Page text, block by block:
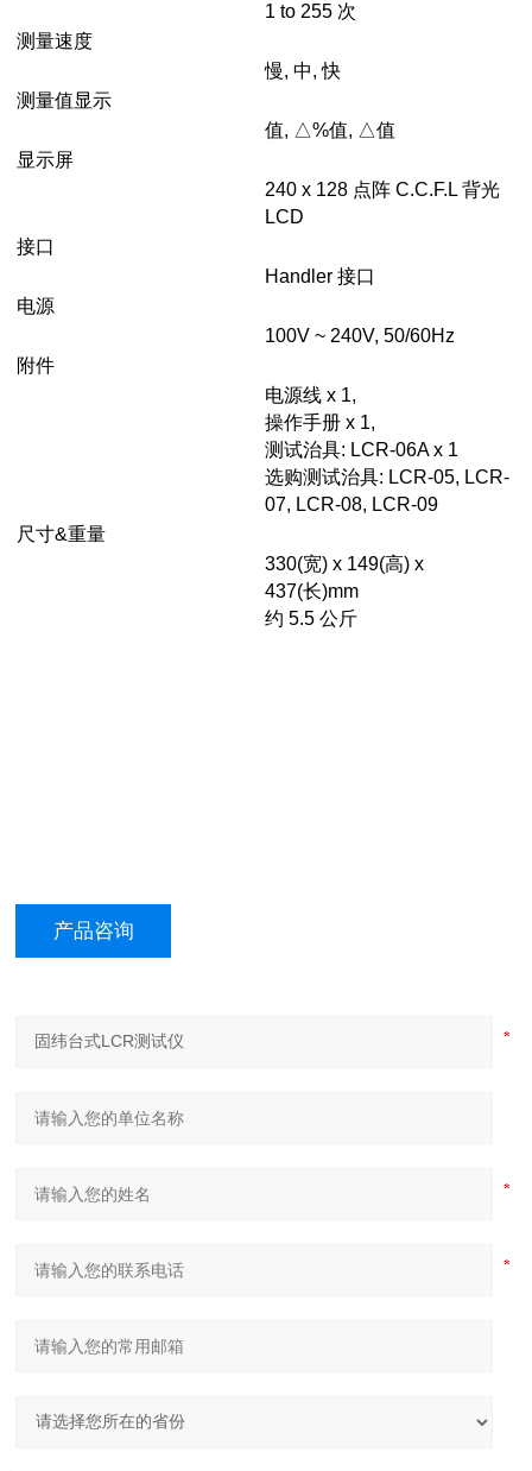
1 to 255 次
测量速度
慢, 中, 快
测量值显示
值, △%值, △值
显示屏
240 x 128 点阵 C.C.F.L 背光
LCD
接口
Handler 接口
电源
100V ~ 240V, 50/60Hz
附件
电源线 x 1,
操作手册 x 1,
测试治具: LCR-06A x 1
选购测试治具: LCR-05, LCR-
07, LCR-08, LCR-09
尺寸&重量
330(宽) x 149(高) x
437(长)mm
约 5.5 公斤
产品咨询